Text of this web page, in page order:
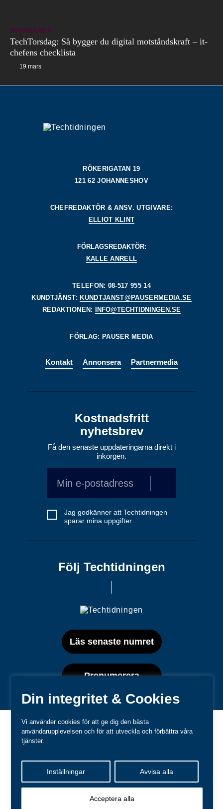
Din integritet & Cookies
Vi använder cookies för att ge dig den bästa
användarupplevelsen och för att utveckla och förbättra våra
tjänster.
Inställningar Avvisa alla
Acceptera alla
BRANSCHEN
TechTorsdag: Så bygger du digital motståndskraft – it-
chefens checklista
19 mars
RÖKERIGATAN 19
121 62 JOHANNESHOV
CHEFREDAKTÖR & ANSV. UTGIVARE:
ELLIOT KLINT
FÖRLAGSREDAKTÖR:
KALLE ANRELL
TELEFON: 08-517 955 14
KUNDTJÄNST:KUNDTJANST@PAUSERMEDIA.SE
REDAKTIONEN:INFO@TECHTIDNINGEN.SE
FÖRLAG: PAUSER MEDIA
Kontakt Annonsera Partnermedia
Kostnadsfritt
nyhetsbrev
Få den senaste uppdateringarna direkt i
inkorgen.
Jag godkänner att Techtidningen
sparar mina uppgifter
Följ Techtidningen
Läs senaste numret
Prenumerera
Kundtjänst